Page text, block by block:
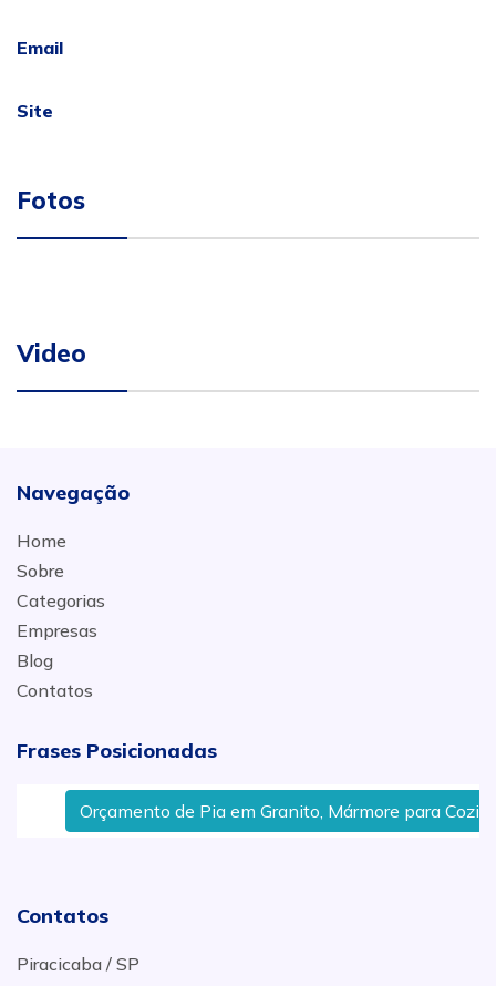
Email
Site
Fotos
Video
Navegação
Home
Sobre
Categorias
Empresas
Blog
Contatos
Frases Posicionadas
Orçamento de Pia em Granito, Mármore para
Contatos
Piracicaba / SP